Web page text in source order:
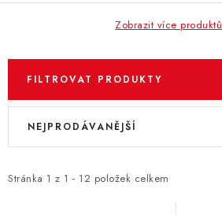
Zobrazit více produktů
FILTROVAT PRODUKTY
V
i
Stránka 1 z 1 - 12 položek celkem
Ř
e
NEJPRODÁVANĚJŠÍ